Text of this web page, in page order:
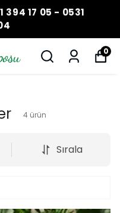
394 17 05 - 0531
0
4 ürün
Sırala